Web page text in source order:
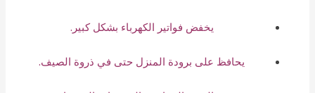
يخفض فواتير الكهرباء بشكل كبير.
يحافظ على برودة المنزل حتى في ذروة الصيف.